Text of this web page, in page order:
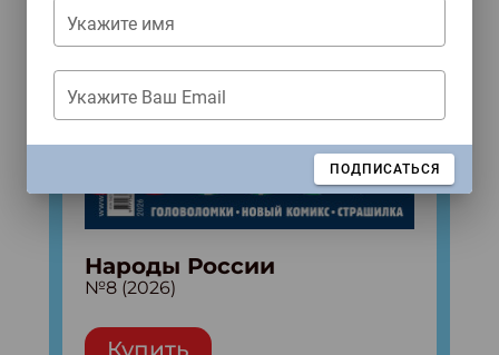
Народы России
№8 (2026)
Купить
Укажите имя
Укажите Ваш Email
ПОДПИСАТЬСЯ